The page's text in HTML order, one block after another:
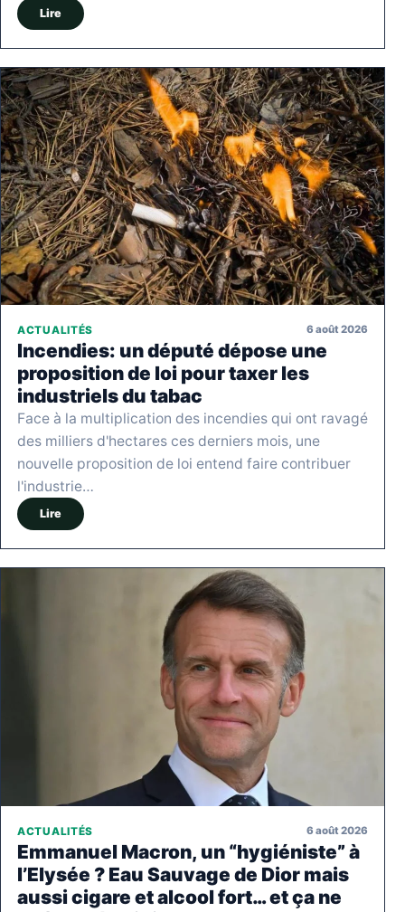
Lire
ACTUALITÉS 6 août 2026
Incendies: un député dépose une
proposition de loi pour taxer les
industriels du tabac
Face à la multiplication des incendies qui ont ravagé
des milliers d'hectares ces derniers mois, une
nouvelle proposition de loi entend faire contribuer
l'industrie…
Lire
ACTUALITÉS 6 août 2026
Emmanuel Macron, un “hygiéniste” à
l’Elysée ? Eau Sauvage de Dior mais
aussi cigare et alcool fort… et ça ne